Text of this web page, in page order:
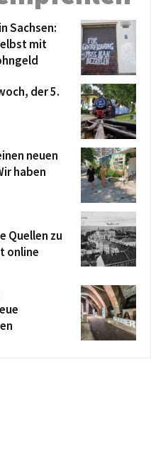
Sachsen:
mit
der 5.
neuen
haben
Quellen zu
online